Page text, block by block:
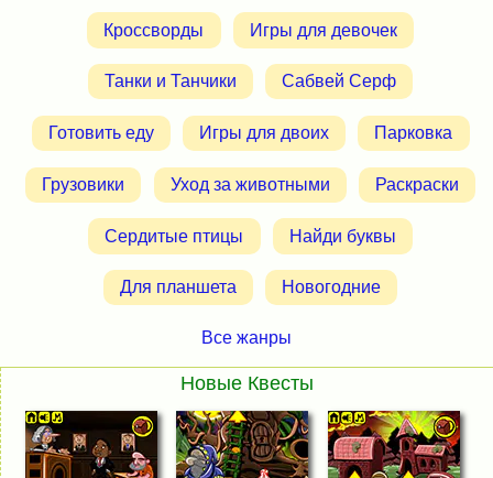
Кроссворды Игры для девочек
Танки и Танчики Сабвей Серф
Готовить еду Игры для двоих Парковка
Грузовики Уход за животными Раскраски
Сердитые птицы Найди буквы
Для планшета Новогодние
Все жанры
Новые Квесты